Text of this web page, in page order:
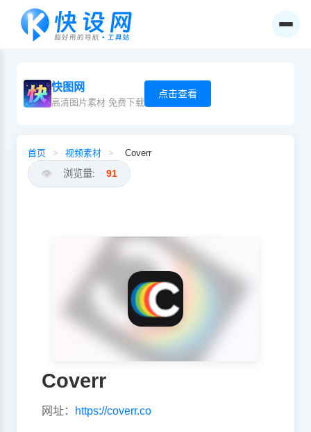
快图网
高清图片素材 免费下载
点击查看
首页 > 视频素材 > Coverr
👁️ 浏览量: 91
Coverr
网址： https://coverr.co